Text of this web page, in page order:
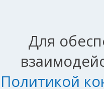
Для
Политикой